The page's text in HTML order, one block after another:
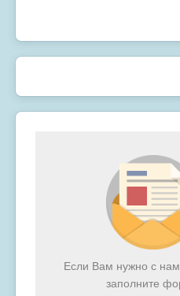
Если Вам нужно с
заполните